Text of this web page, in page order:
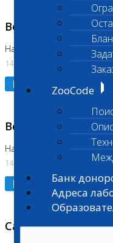
ZooCode
Банк
Адреса
Возобновлено
На Нагорной (Код 961,
14.07.2026
Подробнее
Возобновлено
На Нагорной (Код 157)
14.07.2026
Подробнее
Санитарный день